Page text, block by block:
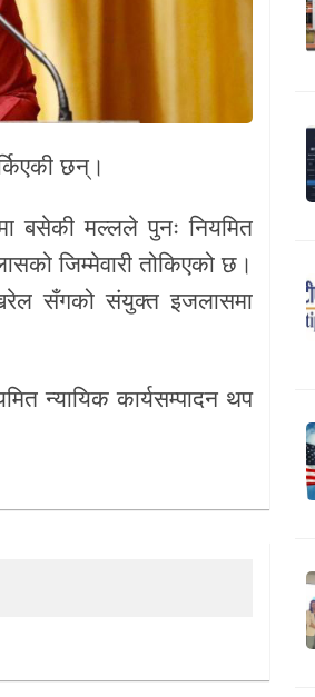
छन्।
बसेकी मल्लले पुनः नियमित
जिम्मेवारी तोकिएको छ।
सँगको संयुक्त इजलासमा
न्यायिक कार्यसम्पादन थप